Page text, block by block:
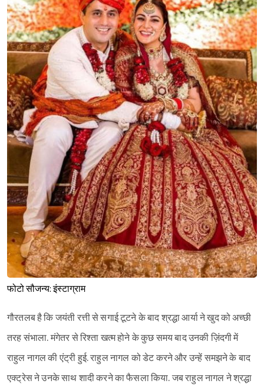
फोटो सौजन्य: इंस्टाग्राम
गौरतलब है कि जयंती रत्ती से सगाई टूटने के बाद श्रद्धा आर्या ने खुद को अच्छी
तरह संभाला. मंगेतर से रिश्ता खत्म होने के कुछ समय बाद उनकी ज़िंदगी में
राहुल नागल की एंट्री हुई. राहुल नागल को डेट करने और उन्हें समझने के बाद
एक्ट्रेस ने उनके साथ शादी करने का फैसला किया. जब राहुल नागल ने श्रद्धा